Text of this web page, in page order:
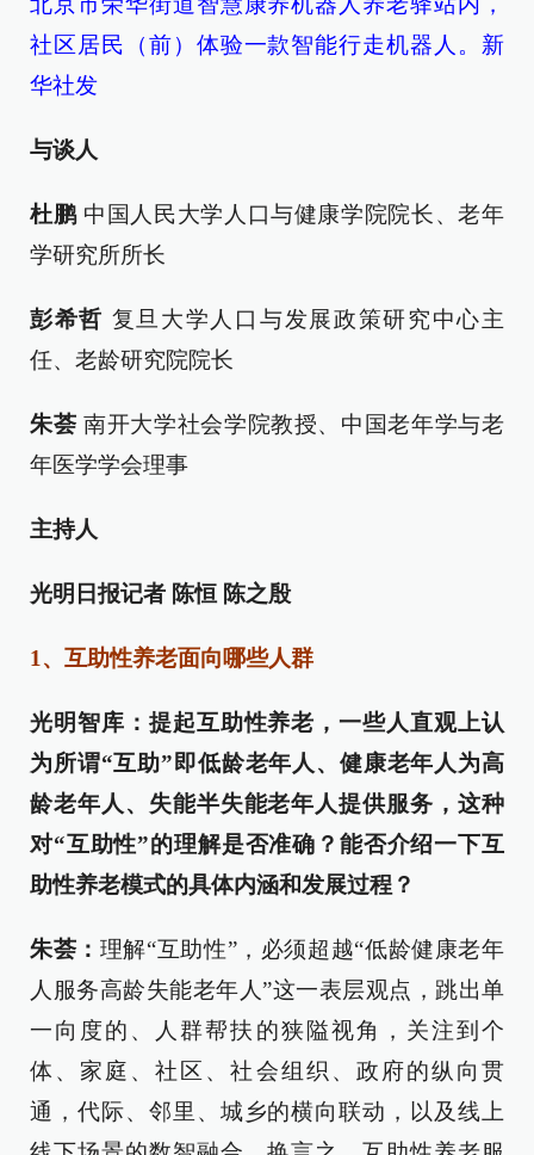
社区居民（前）体验一款智能行走机器人。新
华社发
与谈人
杜鹏 中国人民大学人口与健康学院院长、老年
学研究所所长
彭希哲 复旦大学人口与发展政策研究中心主
任、老龄研究院院长
朱荟 南开大学社会学院教授、中国老年学与老
年医学学会理事
主持人
光明日报记者 陈恒 陈之殷
1、互助性养老面向哪些人群
光明智库：提起互助性养老，一些人直观上认
为所谓“互助”即低龄老年人、健康老年人为高
龄老年人、失能半失能老年人提供服务，这种
对“互助性”的理解是否准确？能否介绍一下互
助性养老模式的具体内涵和发展过程？
朱荟： 理解“互助性”，必须超越“低龄健康老年
人服务高龄失能老年人”这一表层观点，跳出单
一向度的、人群帮扶的狭隘视角，关注到个
体、家庭、社区、社会组织、政府的纵向贯
通，代际、邻里、城乡的横向联动，以及线上